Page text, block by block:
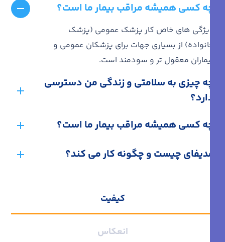
چه کسی همیشه مراقب بیمار ما است؟
ویژگی های خاص کار پزشک عمومی (پزشک
خانواده) از بسیاری جهات برای پزشکان عمومی و
بیماران معقول تر و سودمند است.
چه چیزی به سلامتی و زندگی من دسترسی
دارد؟
چه کسی همیشه مراقب بیمار ما است؟
مدیفای چیست و چگونه کار می کند؟
کیفیت
انعکاس